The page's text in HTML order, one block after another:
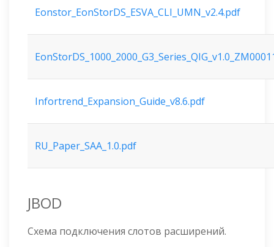
Eonstor_EonStorDS_ESVA_CLI_UMN_v2.4.pdf
Infortrend_Expansion_Guide_v8.6.pdf
RU_Paper_SAA_1.0.pdf
JBOD
Схема подключения слотов расширений.